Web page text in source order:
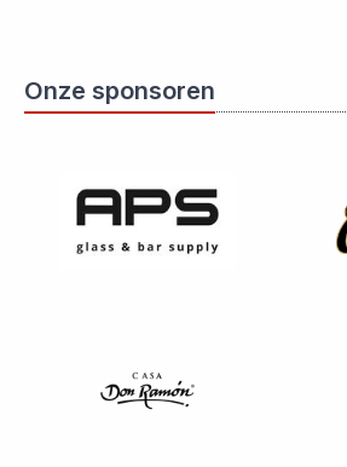
Onze sponsoren